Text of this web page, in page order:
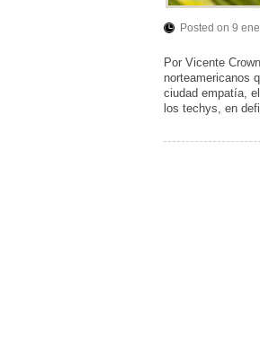
Posted on 9
Por Vicente
norteamericanos
ciudad empatía,
los techys, en